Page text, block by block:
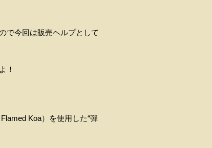
で今回は販売ヘルプとして
！
Koa）を使用した“弾